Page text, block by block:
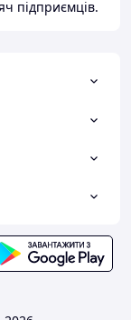
підприємців.